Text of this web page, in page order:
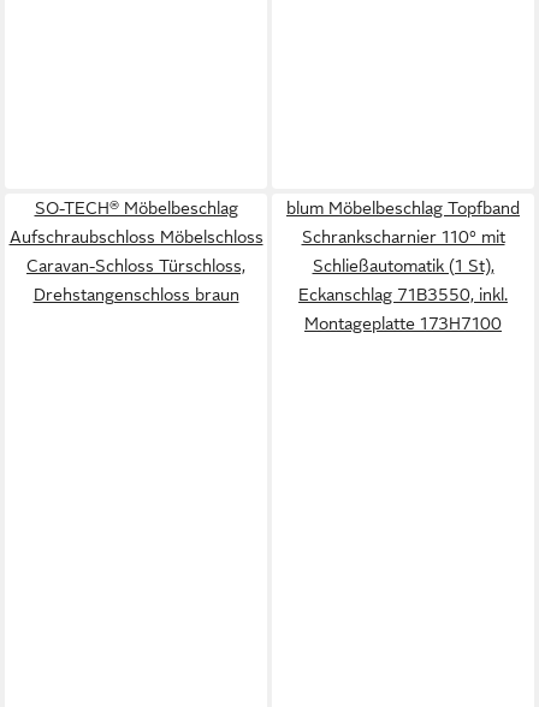
SO-TECH® Möbelbeschlag
Aufschraubschloss Möbelschloss
Caravan-Schloss Türschloss,
Drehstangenschloss braun
blum Möbelbeschlag Topfband
Schrankscharnier 110° mit
Schließautomatik (1 St),
Eckanschlag 71B3550, inkl.
Montageplatte 173H7100